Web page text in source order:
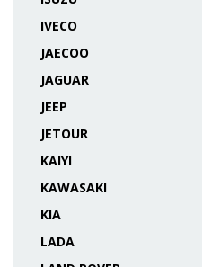
IVECO
JAECOO
JAGUAR
JEEP
JETOUR
KAIYI
KAWASAKI
KIA
LADA